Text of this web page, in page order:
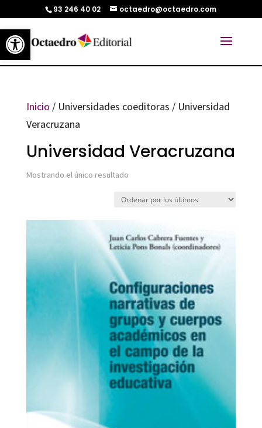
Abrir barra de herramientas
93 246 40 02 octaedro@octaedro.com
Inicio / Universidades coeditoras / Universidad
Veracruzana
Universidad Veracruzana
Mostrando el único resultado